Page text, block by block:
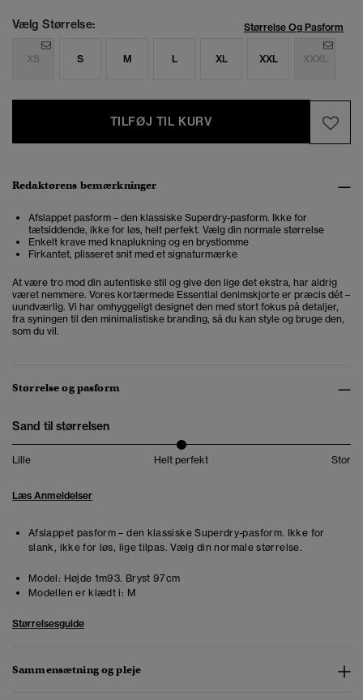
Vælg Størrelse: Størrelse Og Pasform
XS S M L XL XXL XXXL
TILFØJ TIL KURV
Redaktørens bemærkninger
Afslappet pasform – den klassiske Superdry-pasform. Ikke for
tætsiddende, ikke for løs, helt perfekt. Vælg din normale størrelse
Enkelt krave med knaplukning og en brystlomme
Firkantet, plisseret snit med et signaturmærke
At være tro mod din autentiske stil og give den lige det ekstra, har aldrig
været nemmere. Vores kortærmede Essential denimskjorte er præcis dét –
uundværlig. Vi har omhyggeligt designet den med stort fokus på detaljer,
fra syningen til den minimalistiske branding, så du kan style og bruge den,
som du vil.
Størrelse og pasform
Sand til størrelsen
Lille Helt perfekt Stor
Læs Anmeldelser
Afslappet pasform – den klassiske Superdry-pasform. Ikke for
slank, ikke for løs, lige tilpas. Vælg din normale størrelse.
Model: Højde 1m93. Bryst 97cm
Modellen er klædt i: M
Størrelsesguide
Sammensætning og pleje